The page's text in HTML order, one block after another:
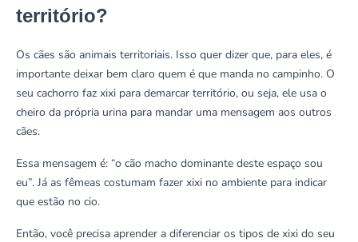
território?
Os cães são animais territoriais. Isso quer dizer que, para eles, é
importante deixar bem claro quem é que manda no campinho. O
seu cachorro faz xixi para demarcar território, ou seja, ele usa o
cheiro da própria urina para mandar uma mensagem aos outros
cães.
Essa mensagem é: “o cão macho dominante deste espaço sou
eu”. Já as fêmeas costumam fazer xixi no ambiente para indicar
que estão no cio.
Então, você precisa aprender a diferenciar os tipos de xixi do seu